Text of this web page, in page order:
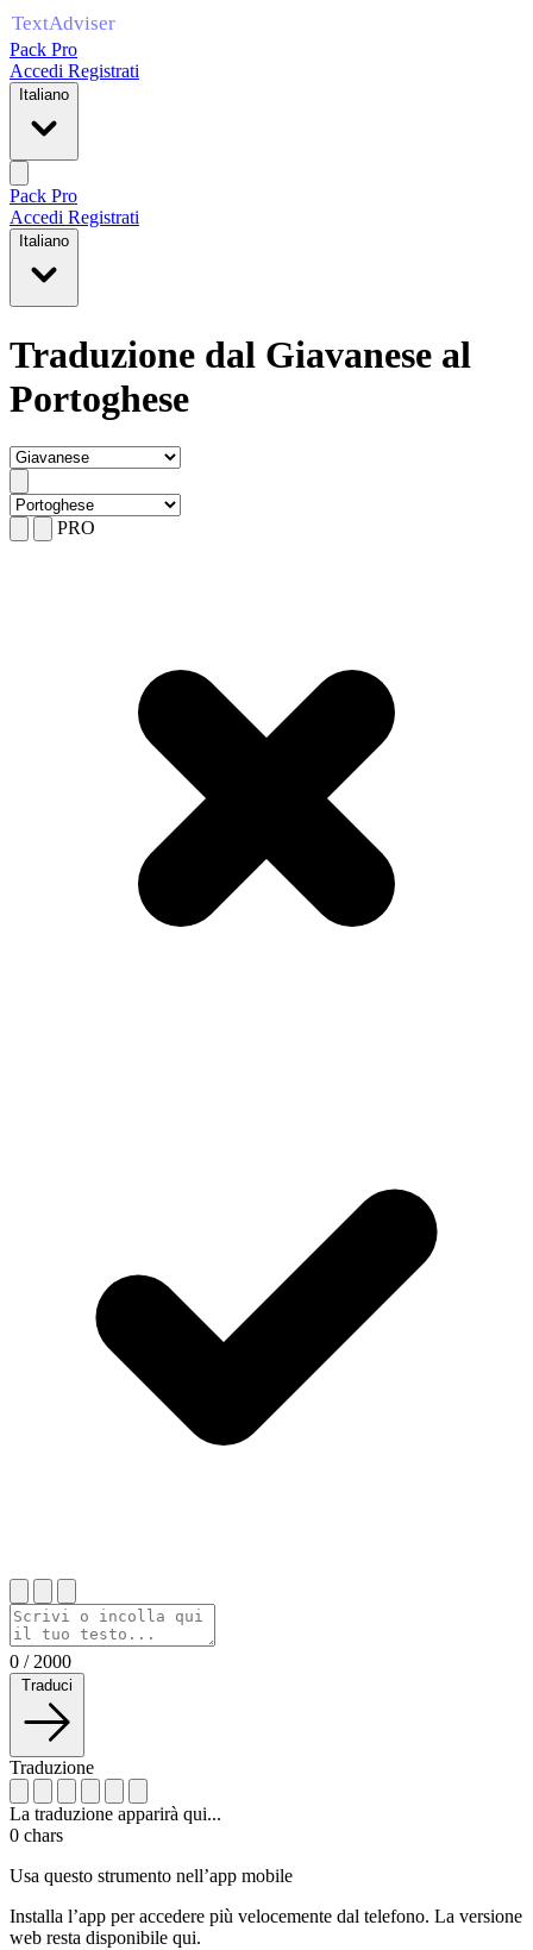
Pack Pro
Accedi Registrati
Italiano
Pack Pro
Accedi Registrati
Italiano
Traduzione dal Giavanese al
Portoghese
PRO
0 / 2000
Traduci
Traduzione
La traduzione apparirà qui...
0 chars
Usa questo strumento nell’app mobile
Installa l’app per accedere più velocemente dal telefono. La versione
web resta disponibile qui.